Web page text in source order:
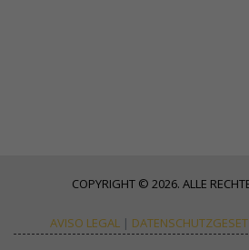
COPYRIGHT © 2026. ALLE
AVISO LEGAL |